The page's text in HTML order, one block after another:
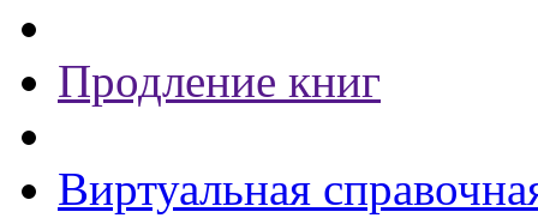
Продление книг
Виртуальная